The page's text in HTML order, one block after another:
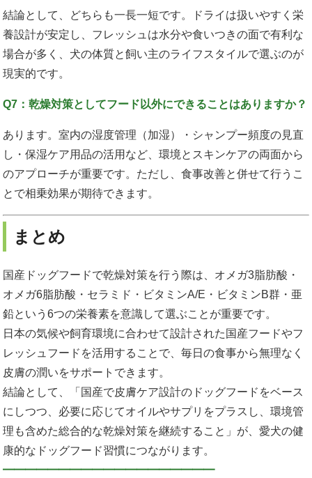
結論として、どちらも一長一短です。ドライは扱いやすく栄
養設計が安定し、フレッシュは水分や食いつきの面で有利な
場合が多く、犬の体質と飼い主のライフスタイルで選ぶのが
現実的です。
Q7：乾燥対策としてフード以外にできることはありますか？
あります。室内の湿度管理（加湿）・シャンプー頻度の見直
し・保湿ケア用品の活用など、環境とスキンケアの両面から
のアプローチが重要です。ただし、食事改善と併せて行うこ
とで相乗効果が期待できます。
まとめ
国産ドッグフードで乾燥対策を行う際は、オメガ3脂肪酸・
オメガ6脂肪酸・セラミド・ビタミンA/E・ビタミンB群・亜
鉛という6つの栄養素を意識して選ぶことが重要です。
日本の気候や飼育環境に合わせて設計された国産フードやフ
レッシュフードを活用することで、毎日の食事から無理なく
皮膚の潤いをサポートできます。
結論として、「国産で皮膚ケア設計のドッグフードをベース
にしつつ、必要に応じてオイルやサプリをプラスし、環境管
理も含めた総合的な乾燥対策を継続すること」が、愛犬の健
康的なドッグフード習慣につながります。
━━━━━━━━━━━━━━━━━━━